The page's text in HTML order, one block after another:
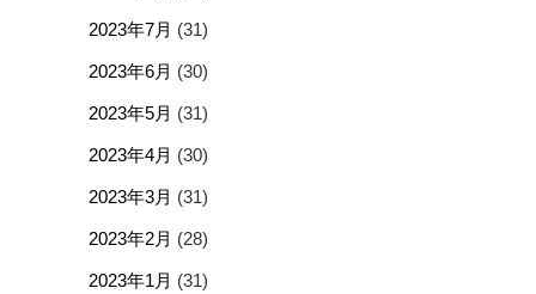
2023年7月 (31)
2023年6月 (30)
2023年5月 (31)
2023年4月 (30)
2023年3月 (31)
2023年2月 (28)
2023年1月 (31)